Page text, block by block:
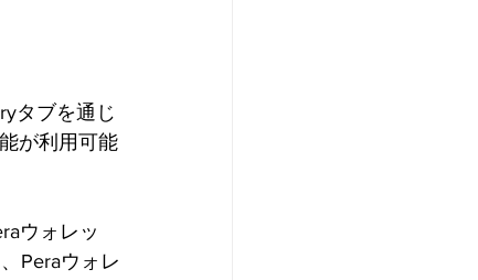
タブを通じ
が利用可能
ウォレッ
Peraウォレ